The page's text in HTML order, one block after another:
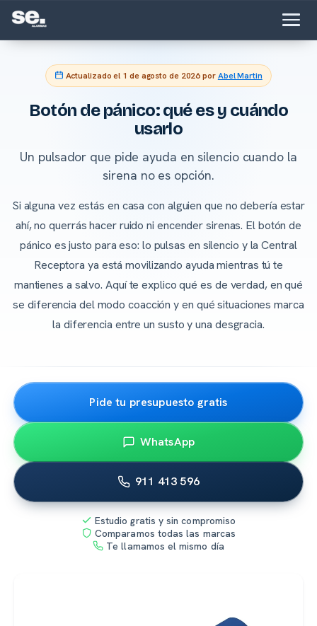
Actualizado el 1 de agosto de 2026porAbel Martin
Botón de pánico: qué es y cuándo
usarlo
Un pulsador que pide ayuda en silencio cuando la
sirena no es opción.
Si alguna vez estás en casa con alguien que no debería estar
ahí, no querrás hacer ruido ni encender sirenas. El botón de
pánico es justo para eso: lo pulsas en silencio y la Central
Receptora ya está movilizando ayuda mientras tú te
mantienes a salvo. Aquí te explico qué es de verdad, en qué
se diferencia del modo coacción y en qué situaciones marca
la diferencia entre un susto y una desgracia.
Pide tu presupuesto gratis
WhatsApp
911 413 596
Estudio gratis y sin compromiso
Comparamos todas las marcas
Te llamamos el mismo día